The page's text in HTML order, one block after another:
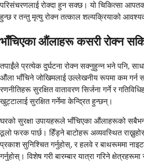
परिसंचरणलाई रोक्दा हुन सक्छ। यो चिकित्सा
हुन्छ र तन्तु मृत्यु रोक्न तत्काल शल्यक्रियाको
भाँचिएका औंलाहरू कसरी रोक्न
तपाईंले प्रत्येक दुर्घटना रोक्न सक्नुहुन्न भने पनि,
औंला भाँचिने जोखिमलाई उल्लेखनीय रूपमा कम गर्न
रणनीतिहरू सुरक्षित वातावरण सिर्जना गर्ने र
खुट्टालाई सुरक्षित गर्नेमा केन्द्रित हुन्छन्।
घरको सुरक्षा उपायहरूले भाँचिएका औंलाहरूको
ठूलो फरक पार्छ। हिँड्ने बाटोहरू अव्यवस्थित
प्रकाश सुनिश्चित गर्नुहोस्, र हलवे र बाथरूममा
गर्नुहोस्। विशेष गरी बारम्बार यात्रा गरिने क्षेत्रहरूमा